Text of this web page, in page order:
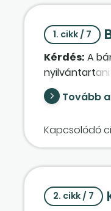
1. cikk / 7
Kérdés: A
Tovább
Kapcsolódó
2. cikk / 7